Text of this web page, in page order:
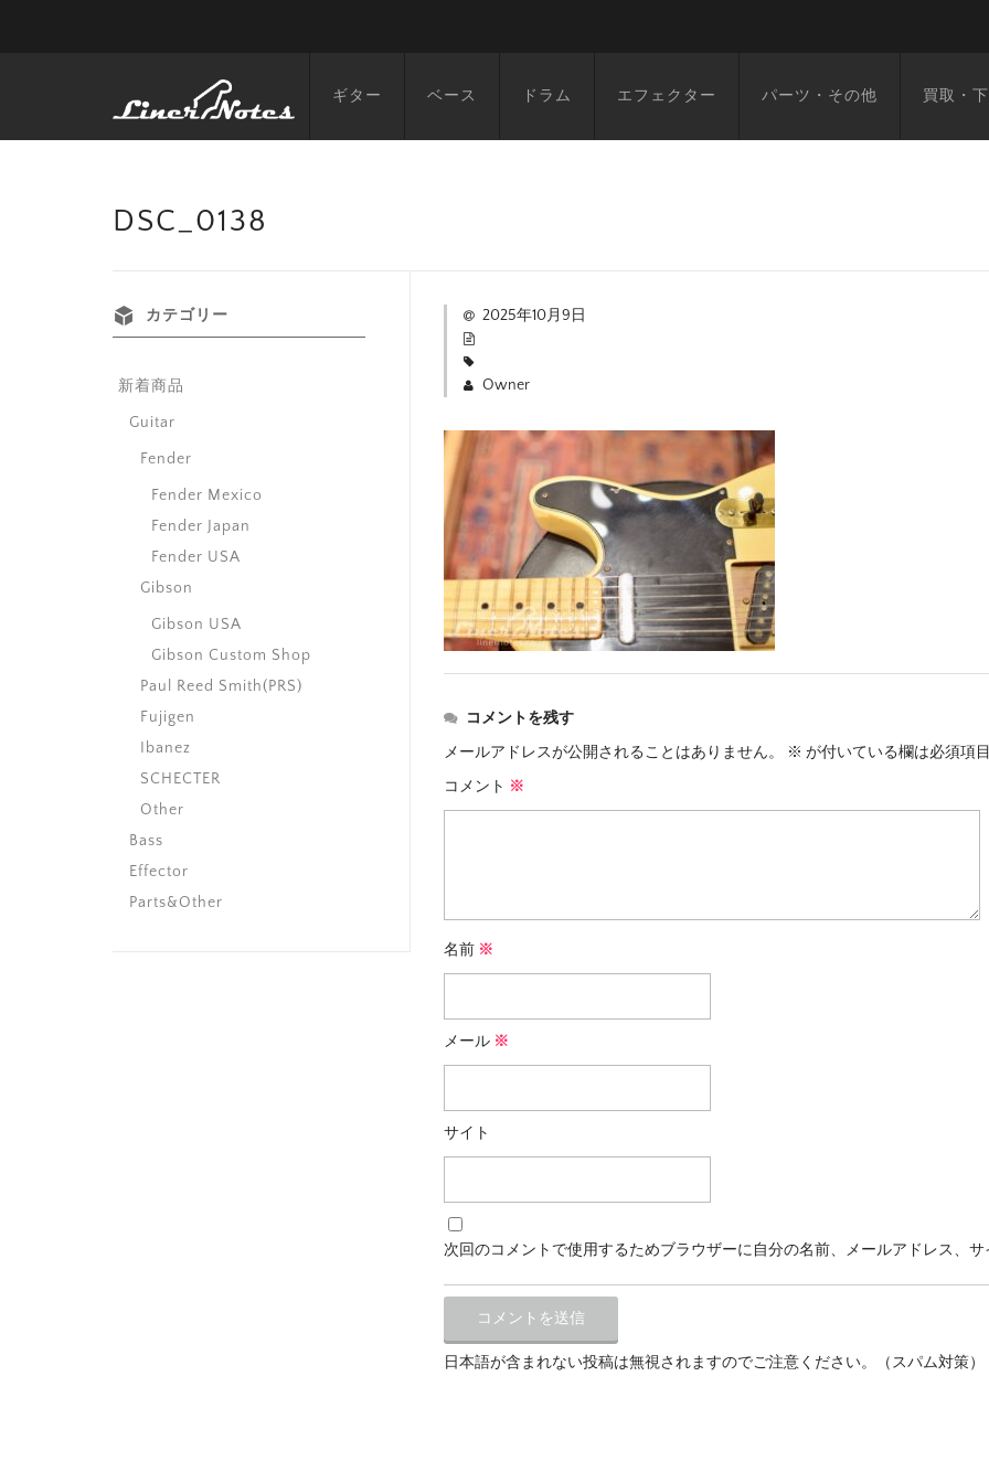
ギター ベース ドラム エフェクター パーツ・その他 買取・
DSC_0138
2025年10月9日
Owner
コメントを残す
メールアドレスが公開されることはありません。
※ が付いている欄は必須項
コメント ※
名前 ※
メール ※
サイト
次回のコメントで使用するためブラウザーに自分の名前、メールアドレス、
日本語が含まれない投稿は無視されますのでご注意ください。（スパム対策）
カテゴリー
新着商品
Guitar
Fender
Fender Mexico
Fender Japan
Fender USA
Gibson
Gibson USA
Gibson Custom Shop
Paul Reed Smith(PRS)
Fujigen
Ibanez
SCHECTER
Other
Bass
Effector
Parts&Other